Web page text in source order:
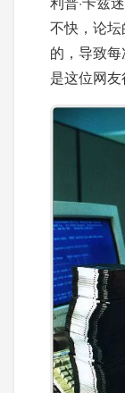
不快，论
的，导致
是这位网友